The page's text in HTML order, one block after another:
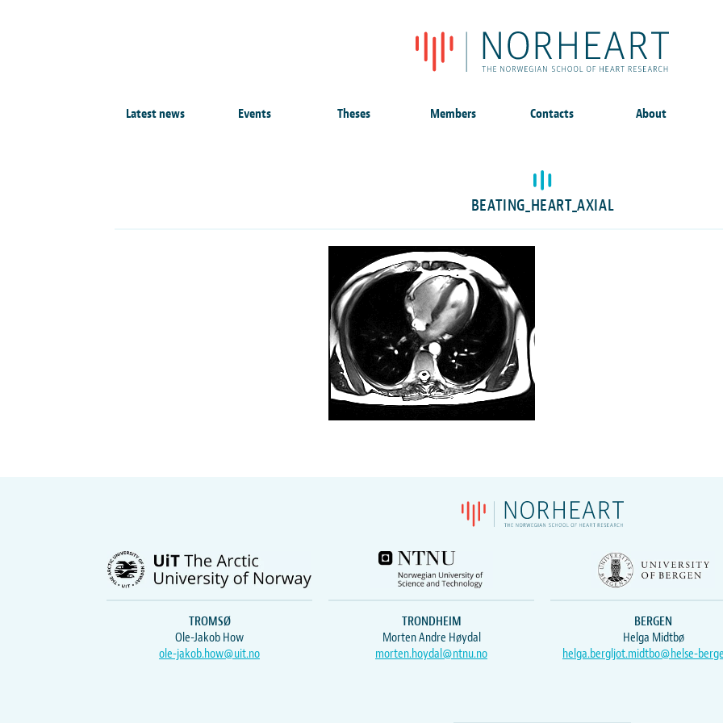
Latest news Events Theses Members Contacts About
BEATING_HEART_AXIAL
TROMSØ
Ole-Jakob How
ole-jakob.how@uit.no
TRONDHEIM
Morten Andre Høydal
morten.hoydal@ntnu.no
BERGEN
Helga Midtbø
helga.bergljot.midtbo@helse-